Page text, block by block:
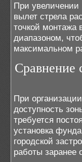
При увеличении
вылет стрела
точкой
диапазоном,
максимальном
Сравнение
При
доступность
требуется
установка
городской
работы заранее